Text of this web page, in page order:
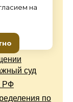
суд
РФ
по